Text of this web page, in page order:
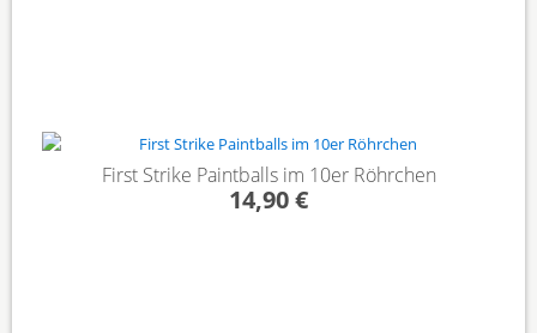
First Strike Paintballs im 10er Röhrchen
14,90 €